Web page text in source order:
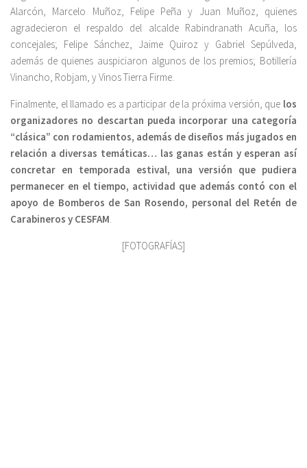
Alarcón, Marcelo Muñoz, Felipe Peña y Juan Muñoz, quienes
agradecieron el respaldo del alcalde Rabindranath Acuña, los
concejales; Felipe Sánchez, Jaime Quiroz y Gabriel Sepúlveda,
además de quienes auspiciaron algunos de los premios; Botillería
Vinancho, Robjam, y Vinos Tierra Firme.
Finalmente, el llamado es a participar de la próxima versión, que los
organizadores no descartan pueda incorporar una categoría
“clásica” con rodamientos, además de diseños más jugados en
relación a diversas temáticas… las ganas están y esperan así
concretar en temporada estival, una versión que pudiera
permanecer en el tiempo, actividad que además contó con el
apoyo de Bomberos de San Rosendo, personal del Retén de
Carabineros y CESFAM
[FOTOGRAFÍAS]